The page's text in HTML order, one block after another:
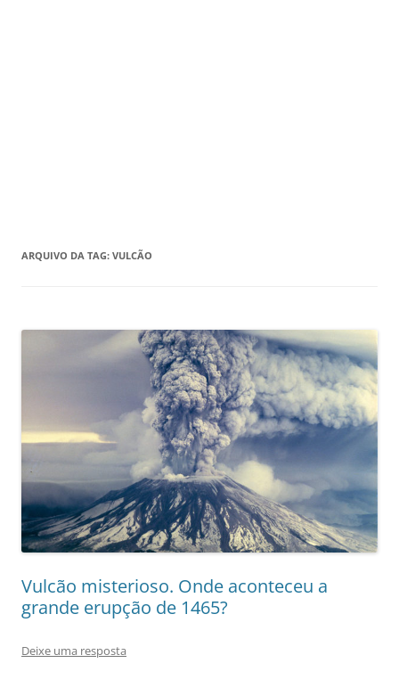
ARQUIVO DA TAG: VULCÃO
Vulcão misterioso. Onde aconteceu a
grande erupção de 1465?
Deixe uma resposta